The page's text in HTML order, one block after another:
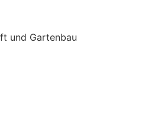
und Gartenbau